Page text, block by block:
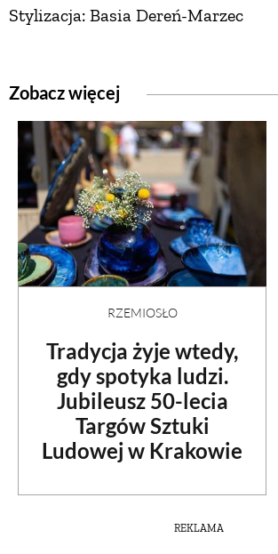
Stylizacja: Basia Dereń-Marzec
Zobacz więcej
RZEMIOSŁO
Tradycja żyje wtedy,
gdy spotyka ludzi.
Jubileusz 50-lecia
Targów Sztuki
Ludowej w Krakowie
REKLAMA